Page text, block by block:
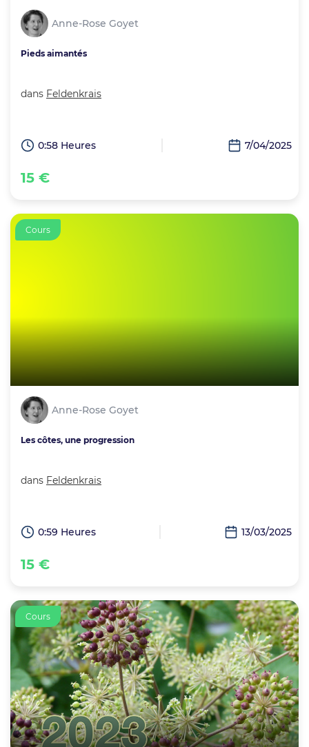
Anne-Rose Goyet
Pieds aimantés
dans Feldenkrais
0:58 Heures 7/04/2025
15 €
Cours
Anne-Rose Goyet
Les côtes, une progression
dans Feldenkrais
0:59 Heures 13/03/2025
15 €
Cours